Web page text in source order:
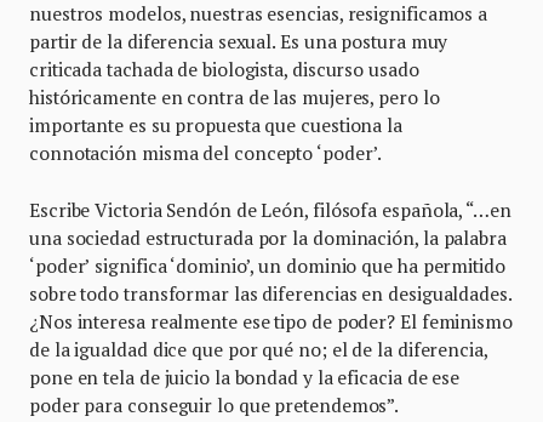
nuestros modelos, nuestras esencias, resignificamos a
partir de la diferencia sexual. Es una postura muy
criticada tachada de biologista, discurso usado
históricamente en contra de las mujeres, pero lo
importante es su propuesta que cuestiona la
connotación misma del concepto ‘poder’.
Escribe Victoria Sendón de León, filósofa española, “…en
una sociedad estructurada por la dominación, la palabra
‘poder’ significa ‘dominio’, un dominio que ha permitido
sobre todo transformar las diferencias en desigualdades.
¿Nos interesa realmente ese tipo de poder? El feminismo
de la igualdad dice que por qué no; el de la diferencia,
pone en tela de juicio la bondad y la eficacia de ese
poder para conseguir lo que pretendemos”.